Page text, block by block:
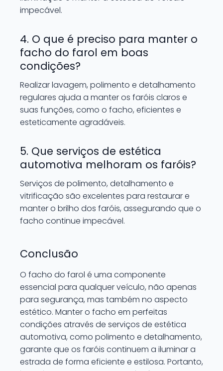
impecável.
4. O que é preciso para manter o
facho do farol em boas
condições?
Realizar lavagem, polimento e detalhamento
regulares ajuda a manter os faróis claros e
suas funções, como o facho, eficientes e
esteticamente agradáveis.
5. Que serviços de estética
automotiva melhoram os faróis?
Serviços de polimento, detalhamento e
vitrificação são excelentes para restaurar e
manter o brilho dos faróis, assegurando que o
facho continue impecável.
Conclusão
O facho do farol é uma componente
essencial para qualquer veículo, não apenas
para segurança, mas também no aspecto
estético. Manter o facho em perfeitas
condições através de serviços de estética
automotiva, como polimento e detalhamento,
garante que os faróis continuem a iluminar a
estrada de forma eficiente e estilosa. Portanto,